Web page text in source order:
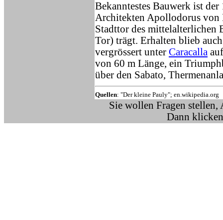
Bekanntestes Bauwerk ist
Architekten Apollodorus von
Stadttor des mittelalterlichen
Tor) trägt. Erhalten blieb
vergrössert unter Caracalla
von 60 m Länge, ein
über den Sabato,
Quellen: "Der kleine Pauly"; en.wikipedia.org
Sie wollen Fragen stellen,
Dann